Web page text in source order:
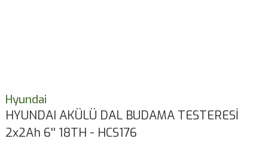
Hyundai
HYUNDAI AKÜLÜ DAL BUDAMA TESTERESİ
2x2Ah 6'' 18TH - HCS176